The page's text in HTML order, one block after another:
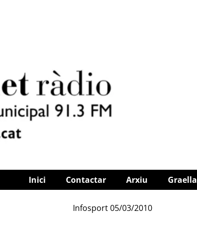
Inici Contactar Arxiu Graella
Infosport 05/03/2010